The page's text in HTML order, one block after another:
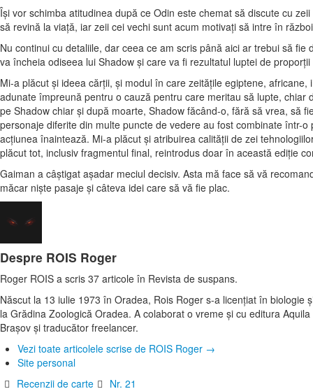
Îşi vor schimba atitudinea după ce Odin este chemat să discute cu
să revină la viaţă, iar zeii cei vechi sunt acum motivaţi să intre în
Nu continui cu detaliile, dar ceea ce am scris până aici ar trebui să
va încheia odiseea lui Shadow şi care va fi rezultatul luptei de
Mi-a plăcut şi ideea cărţii, şi modul în care zeităţile egiptene,
adunate împreună pentru o cauză pentru care meritau să lupte,
pe Shadow chiar şi după moarte, Shadow făcând-o, fără să vrea, să
personaje diferite din multe puncte de vedere au fost combinate într-
acţiunea înaintează. Mi-a plăcut şi atribuirea calităţii de zei
plăcut tot, inclusiv fragmentul final, reintrodus doar în această ediţie
Gaiman a câştigat aşadar meciul decisiv. Asta mă face să vă
măcar nişte pasaje şi câteva idei care să vă fie plac.
Despre ROIS Roger
Roger ROIS a scris 37 articole în Revista de suspans.
Născut la 13 iulie 1973 în Oradea, Rois Roger s-a licenţiat în
la Grădina Zoologică Oradea. A colaborat o vreme şi cu editura
Brașov şi traducător freelancer.
Vezi toate articolele scrise de ROIS Roger →
Site personal
Recenzii de carte
Nr. 21